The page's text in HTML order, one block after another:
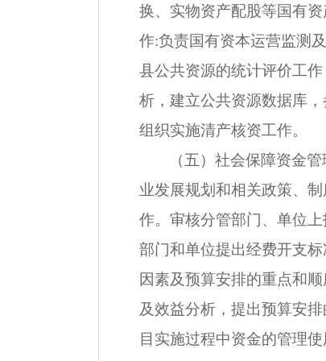
换、实物资产配股等国有
作:负责国有资本运营监测
县公共资源的统计评价工
析，建立公共资源数据库
组织实施清产核资工作。
（五）社会保障资金
业发展规划和相关政策、
作。审核分管部门、单位
部门和单位提出经费开支
因素及预算安排的重点和
及效益分析，提出预算安
目实施过程中资金的管理